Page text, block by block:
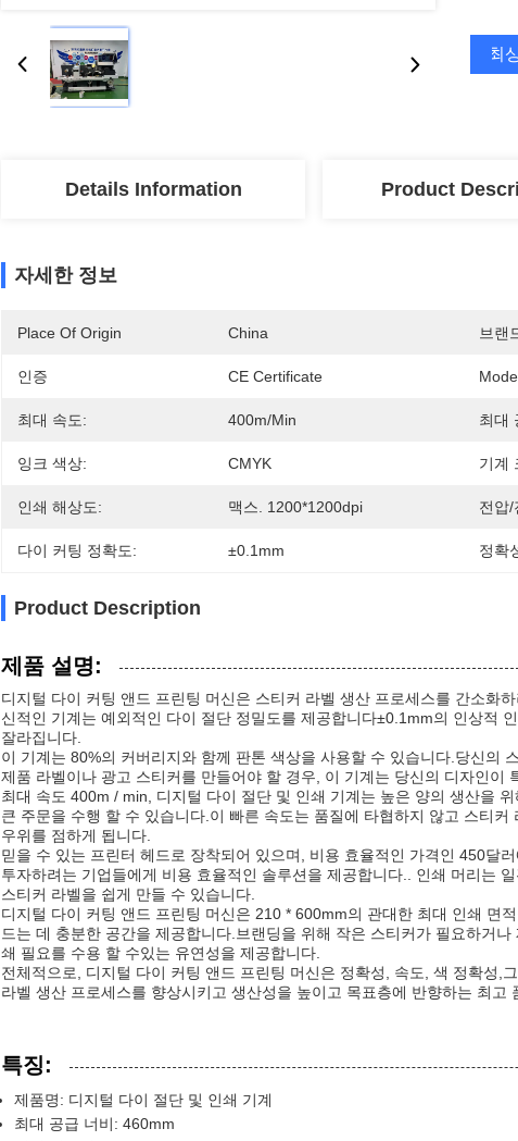
최
Details Information Product
자세한 정보
Place Of Origin China 브랜
인증 CE Certificate
최대 속도: 400m/min 최대
잉크 색상: CMYK 기계
인쇄 해상도: 맥스. 1200*1200dpi 전압/
다이 커팅 정확도: ±0.1mm 정확
Product Description
제품 설명:
디지털 다이 커팅 앤드 프린팅 머신은 스티커 라벨 생산 프로세스를 간소화
신적인 기계는 예외적인 다이 절단 정밀도를 제공합니다±0.1mm의 인상적
잘라집니다.
이 기계는 80%의 커버리지와 함께 판톤 색상을 사용할 수 있습니다.당신의
제품 라벨이나 광고 스티커를 만들어야 할 경우, 이 기계는 당신의 디자인이
최대 속도 400m / min, 디지털 다이 절단 및 인쇄 기계는 높은 양의 생산을
큰 주문을 수행 할 수 있습니다.이 빠른 속도는 품질에 타협하지 않고 스티
우위를 점하게 됩니다.
믿을 수 있는 프린터 헤드로 장착되어 있으며, 비용 효율적인 가격인 450달
투자하려는 기업들에게 비용 효율적인 솔루션을 제공합니다.. 인쇄 머리는
스티커 라벨을 쉽게 만들 수 있습니다.
디지털 다이 커팅 앤드 프린팅 머신은 210 * 600mm의 관대한 최대 인쇄 면
드는 데 충분한 공간을 제공합니다.브랜딩을 위해 작은 스티커가 필요하거
쇄 필요를 수용 할 수있는 유연성을 제공합니다.
전체적으로, 디지털 다이 커팅 앤드 프린팅 머신은 정확성, 속도, 색 정확성,
라벨 생산 프로세스를 향상시키고 생산성을 높이고 목표층에 반향하는 최고
특징:
제품명: 디지털 다이 절단 및 인쇄 기계
최대 공급 너비: 460mm